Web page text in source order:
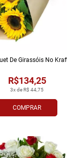
COMPRAR
3x de R$ 44,75
R$134,25
De Girassóis No